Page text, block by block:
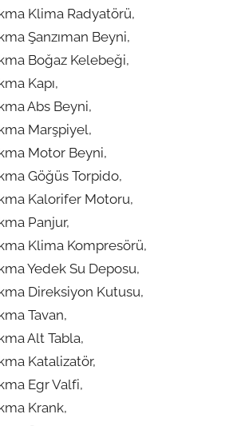
Klima Radyatörü,
Şanzıman Beyni,
Boğaz Kelebeği,
Kapı,
Abs Beyni,
Marşpiyel,
Motor Beyni,
Göğüs Torpido,
Kalorifer Motoru,
Panjur,
Klima Kompresörü,
Yedek Su Deposu,
Direksiyon Kutusu,
Tavan,
Alt Tabla,
Katalizatör,
Egr Valfi,
Krank,